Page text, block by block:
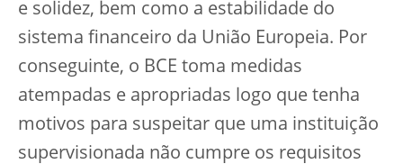
e solidez, bem como a estabilidade do
sistema financeiro da União Europeia. Por
conseguinte, o BCE toma medidas
atempadas e apropriadas logo que tenha
motivos para suspeitar que uma instituição
supervisionada não cumpre os requisitos